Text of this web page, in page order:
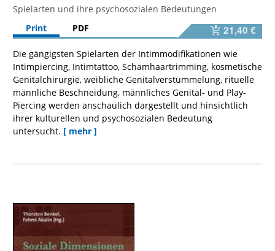
Spielarten und ihre psychosozialen Bedeutungen
Print
PDF 21,40 €
Die gängigsten Spielarten der Intimmodifikationen wie
Intimpiercing, Intimtattoo, Schamhaartrimming, kosmetische
Genitalchirurgie, weibliche Genitalverstümmelung, rituelle
männliche Beschneidung, männliches Genital- und Play-
Piercing werden anschaulich dargestellt und hinsichtlich
ihrer kulturellen und psychosozialen Bedeutung
untersucht. [ mehr ]